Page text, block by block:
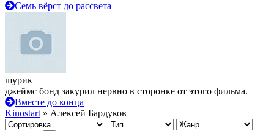
Семь вёрст до рассвета
шурик
джеймс бонд закурил нервно в сторонке от этого фильма.
Вместе до конца
Kinostart » Алексей Бардуков